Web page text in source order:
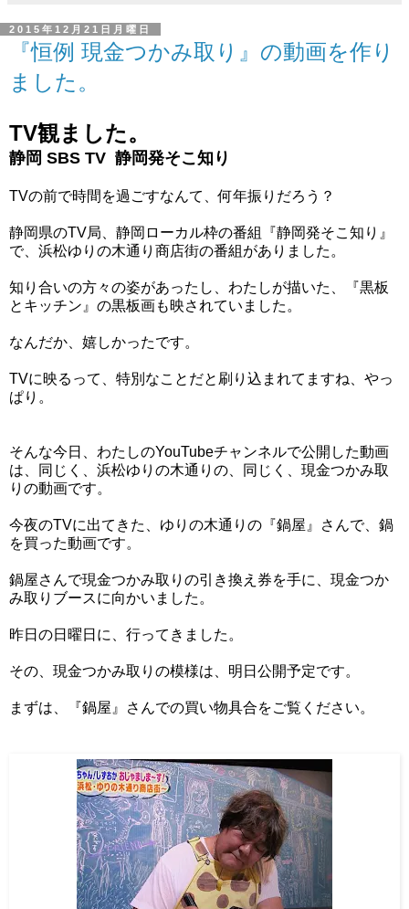
2015年12月21日月曜日
『恒例 現金つかみ取り』の動画を作り
ました。
TV観ました。
静岡 SBS TV 静岡発そこ知り
TVの前で時間を過ごすなんて、何年振りだろう？
静岡県のTV局、静岡ローカル枠の番組『静岡発そこ知り』
で、浜松ゆりの木通り商店街の番組がありました。
知り合いの方々の姿があったし、わたしが描いた、『黒板
とキッチン』の黒板画も映されていました。
なんだか、嬉しかったです。
TVに映るって、特別なことだと刷り込まれてますね、やっ
ぱり。
そんな今日、わたしのYouTubeチャンネルで公開した動画
は、同じく、浜松ゆりの木通りの、同じく、現金つかみ取
りの動画です。
今夜のTVに出てきた、ゆりの木通りの『鍋屋』さんで、鍋
を買った動画です。
鍋屋さんで現金つかみ取りの引き換え券を手に、現金つか
み取りブースに向かいました。
昨日の日曜日に、行ってきました。
その、現金つかみ取りの模様は、明日公開予定です。
まずは、『鍋屋』さんでの買い物具合をご覧ください。